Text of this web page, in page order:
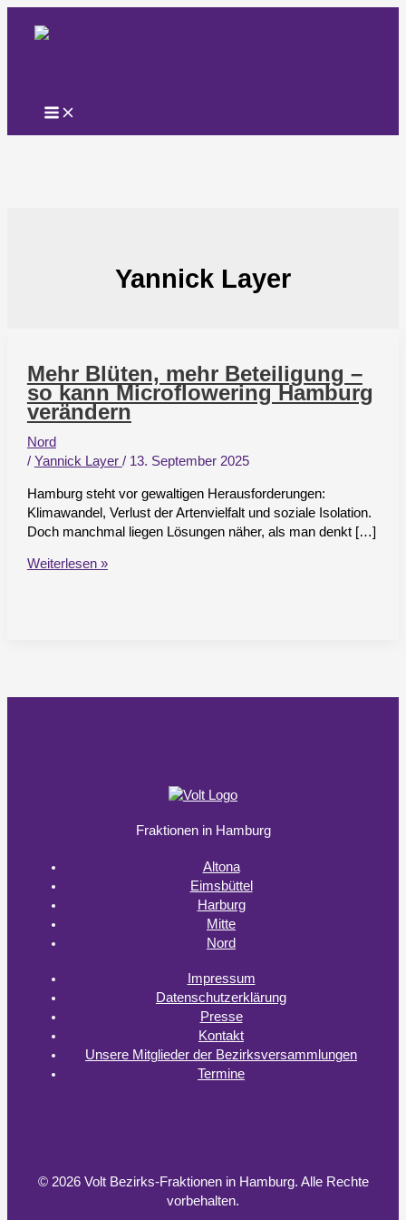
Inhalt
Yannick Layer
Mehr Blüten, mehr Beteiligung –
so kann Microflowering Hamburg
verändern
Nord
/ Yannick Layer / 13. September 2025
Hamburg steht vor gewaltigen Herausforderungen:
Klimawandel, Verlust der Artenvielfalt und soziale Isolation.
Doch manchmal liegen Lösungen näher, als man denkt […]
Mehr
Microflowering
Weiterlesen »
Fraktionen in Hamburg
Altona
Eimsbüttel
Harburg
Mitte
Nord
Impressum
Datenschutzerklärung
Presse
Kontakt
Unsere Mitglieder der Bezirksversammlungen
Termine
© 2026 Volt Bezirks-Fraktionen in Hamburg. Alle Rechte
vorbehalten.